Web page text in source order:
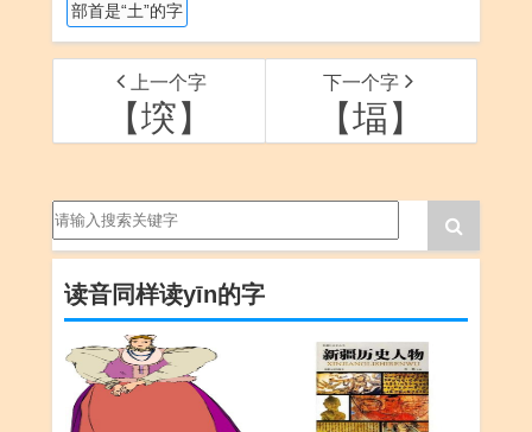
部首是“土”的字
上一个字
【堗】
下一个字
【堛】
读音同样读yīn的字